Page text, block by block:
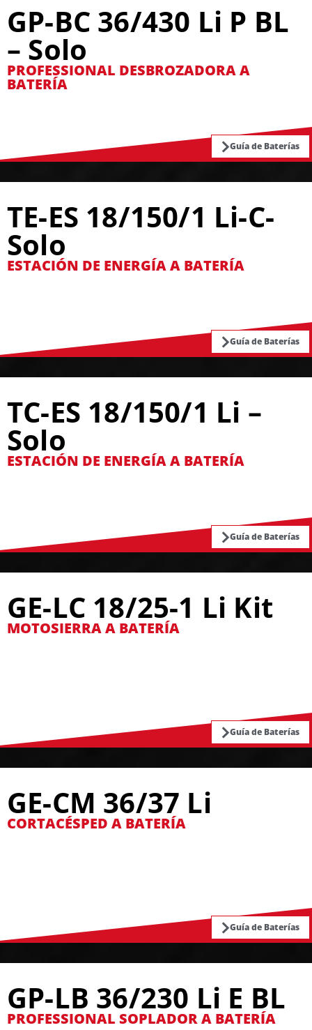
GP-BC 36/430 Li P BL
– Solo
PROFESSIONAL DESBROZADORA A
BATERÍA
Guía de Baterías
TE-ES 18/150/1 Li-C-
Solo
ESTACIÓN DE ENERGÍA A BATERÍA
Guía de Baterías
TC-ES 18/150/1 Li –
Solo
ESTACIÓN DE ENERGÍA A BATERÍA
Guía de Baterías
GE-LC 18/25-1 Li Kit
MOTOSIERRA A BATERÍA
Guía de Baterías
GE-CM 36/37 Li
CORTACÉSPED A BATERÍA
Guía de Baterías
GP-LB 36/230 Li E BL
PROFESSIONAL SOPLADOR A BATERÍA